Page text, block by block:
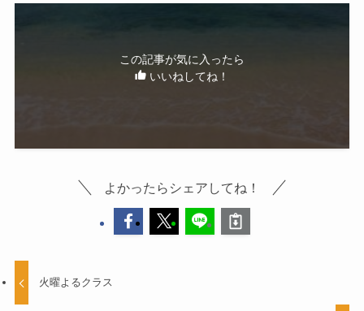
この記事が気に入ったら
いいねしてね！
よかったらシェアしてね！
火曜よるクラス